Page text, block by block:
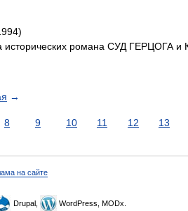
исторических романа СУД ГЕРЦОГА
→
8 9 10 11 12 13
на сайте
Drupal, WordPress, MODx.